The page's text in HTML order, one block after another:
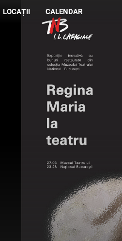
LOCAȚII CALENDAR